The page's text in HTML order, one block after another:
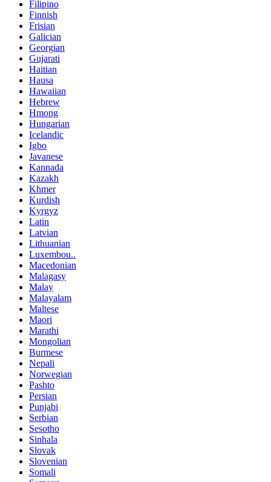
Filipino
Finnish
Frisian
Galician
Georgian
Gujarati
Haitian
Hausa
Hawaiian
Hebrew
Hmong
Hungarian
Icelandic
Igbo
Javanese
Kannada
Kazakh
Khmer
Kurdish
Kyrgyz
Latin
Latvian
Lithuanian
Luxembou..
Macedonian
Malagasy
Malay
Malayalam
Maltese
Maori
Marathi
Mongolian
Burmese
Nepali
Norwegian
Pashto
Persian
Punjabi
Serbian
Sesotho
Sinhala
Slovak
Slovenian
Somali